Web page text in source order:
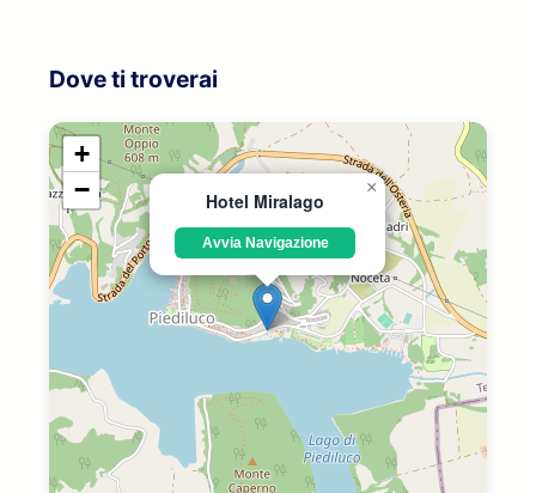
Dove ti troverai
Hotel Miralago
Avvia Navigazione
×
+
−